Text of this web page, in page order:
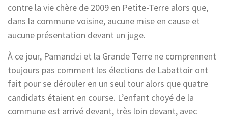
contre la vie chère de 2009 en Petite-Terre alors que,
dans la commune voisine, aucune mise en cause et
aucune présentation devant un juge.
À ce jour, Pamandzi et la Grande Terre ne comprennent
toujours pas comment les élections de Labattoir ont
fait pour se dérouler en un seul tour alors que quatre
candidats étaient en course. L’enfant choyé de la
commune est arrivé devant, très loin devant, avec